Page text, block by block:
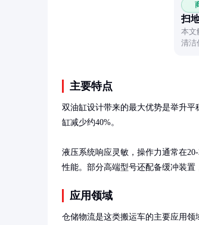
扫
本文
清洁
主要特点
双油缸设计带来的最大优势是举升
缸减少约40%。
液压系统响应灵敏，操作力通常在
性能。部分高端型号还配备缓冲装置
应用领域
仓储物流是这类搬运车的主要应用